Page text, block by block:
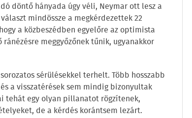
döntő hányada úgy véli, Neymar ott lesz a
mindössze a megkérdezettek 22
a közbeszédben egyelőre az optimista
meggyőzőnek tűnik, ugyanakkor
sérülésekkel terhelt. Több hosszabb
a visszatérések sem mindig bizonyultak
tehát egy olyan pillanatot rögzítenek,
de a kérdés korántsem lezárt.